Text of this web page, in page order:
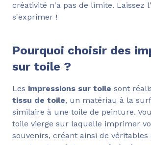
créativité n'a pas de limite. Laissez
s'exprimer !
Pourquoi choisir des
sur toile ?
Les impressions sur toile sont
tissu de toile, un matériau à la
similaire à une toile de peinture.
toile vierge sur laquelle imprimer
souvenirs, créant ainsi de